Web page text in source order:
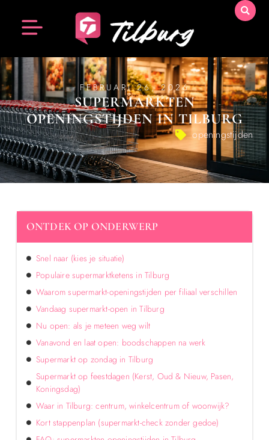
FEBRUARI 26, 2026
SUPERMARKTEN
OPENINGSTIJDEN IN TILBURG
openingstijden
ONTDEK OP ONDERWERP
Snel naar (kies je situatie)
Populaire supermarktketens in Tilburg
Waarom supermarkt-openingstijden per filiaal verschillen
Vandaag supermarkt-open in Tilburg
Nu open: als je meteen weg wilt
Vanavond en laat open: boodschappen na werk
Supermarkt op zondag in Tilburg
Supermarkt op feestdagen (Kerst, Oud & Nieuw, Pasen,
Koningsdag)
Waar in Tilburg: centrum, winkelcentrum of woonwijk?
Kort stappenplan (supermarkt-check zonder gedoe)